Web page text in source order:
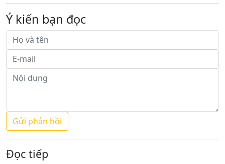
Ý kiến bạn đọc
Đọc tiếp